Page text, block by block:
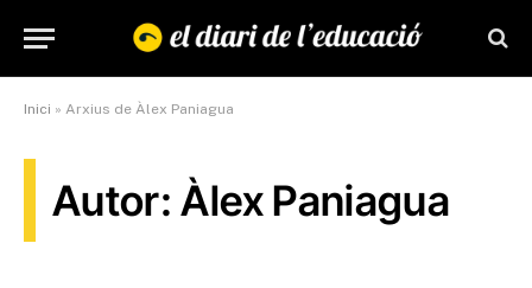
Inici » Arxius de Àlex Paniagua
Autor: Àlex Paniagua